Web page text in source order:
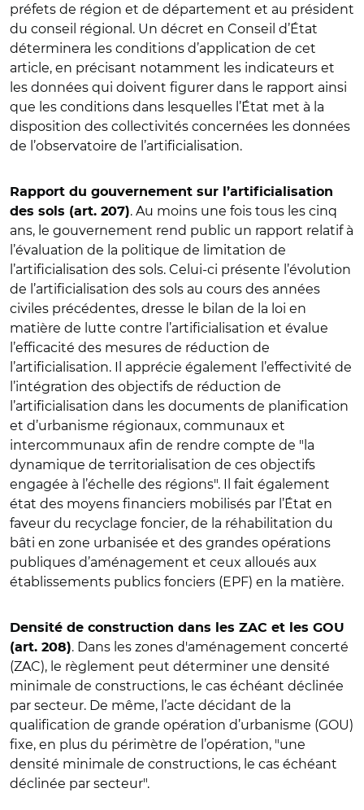
préfets de région et de département et au président
du conseil régional. Un décret en Conseil d’État
déterminera les conditions d’application de cet
article, en précisant notamment les indicateurs et
les données qui doivent figurer dans le rapport ainsi
que les conditions dans lesquelles l’État met à la
disposition des collectivités concernées les données
de l’observatoire de l’artificialisation.
Rapport du gouvernement sur l’artificialisation
des sols (art. 207). Au moins une fois tous les cinq
ans, le gouvernement rend public un rapport relatif à
l’évaluation de la politique de limitation de
l’artificialisation des sols. Celui-ci présente l’évolution
de l’artificialisation des sols au cours des années
civiles précédentes, dresse le bilan de la loi en
matière de lutte contre l’artificialisation et évalue
l’efficacité des mesures de réduction de
l’artificialisation. Il apprécie également l’effectivité de
l’intégration des objectifs de réduction de
l’artificialisation dans les documents de planification
et d’urbanisme régionaux, communaux et
intercommunaux afin de rendre compte de "la
dynamique de territorialisation de ces objectifs
engagée à l’échelle des régions". Il fait également
état des moyens financiers mobilisés par l’État en
faveur du recyclage foncier, de la réhabilitation du
bâti en zone urbanisée et des grandes opérations
publiques d’aménagement et ceux alloués aux
établissements publics fonciers (EPF) en la matière.
Densité de construction dans les ZAC et les GOU
(art. 208). Dans les zones d'aménagement concerté
(ZAC), le règlement peut déterminer une densité
minimale de constructions, le cas échéant déclinée
par secteur. De même, l’acte décidant de la
qualification de grande opération d’urbanisme (GOU)
fixe, en plus du périmètre de l’opération, "une
densité minimale de constructions, le cas échéant
déclinée par secteur".